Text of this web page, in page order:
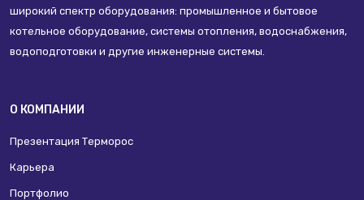
широкий спектр оборудования: промышленное и бытовое
котельное оборудование, системы отопления, водоснабжения,
водоподготовки и другие инженерные системы.
О КОМПАНИИ
Презентация Терморос
Карьера
Портфолио